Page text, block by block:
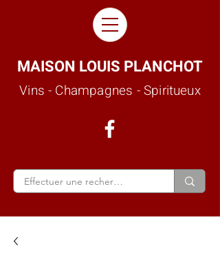
MAISON LOUIS PLANCHOT
Vins - Champagnes - Spiritueux